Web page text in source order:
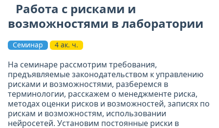
Работа с рисками и
возможностями в лаборатории
Семинар 4 ак. ч.
На семинаре рассмотрим требования,
предъявляемые законодательством к управлению
рисками и возможностями, разберемся в
терминологии, расскажем о менеджменте риска,
методах оценки рисков и возможностей, записях по
рискам и возможностям, использовании
нейросетей. Установим постоянные риски в